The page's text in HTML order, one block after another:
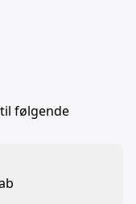
følgende